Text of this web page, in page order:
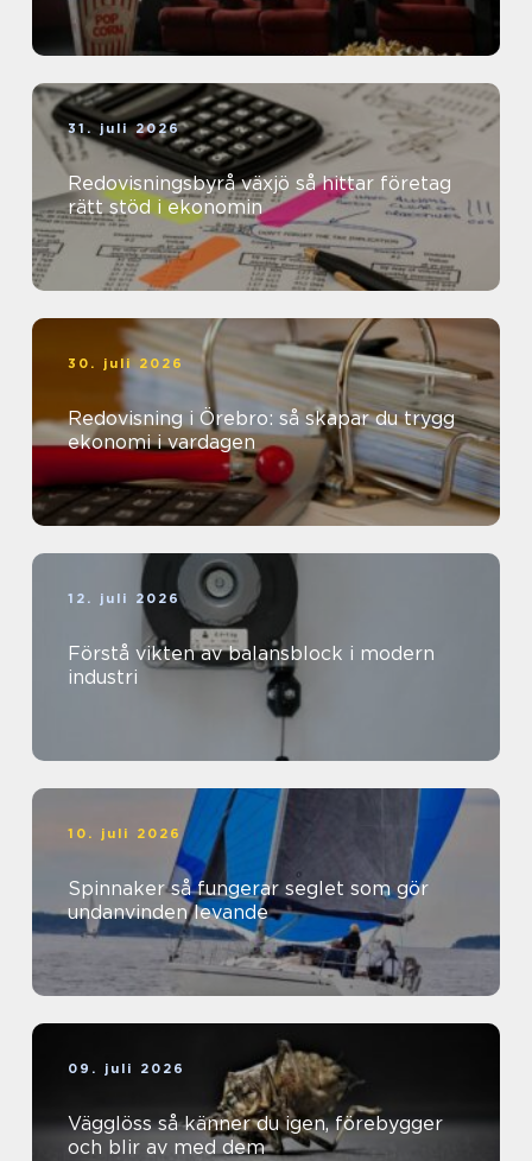
31. juli 2026
Redovisningsbyrå växjö så hittar företag
rätt stöd i ekonomin
30. juli 2026
Redovisning i Örebro: så skapar du trygg
ekonomi i vardagen
12. juli 2026
Förstå vikten av balansblock i modern
industri
10. juli 2026
Spinnaker så fungerar seglet som gör
undanvinden levande
09. juli 2026
Vägglöss så känner du igen, förebygger
och blir av med dem